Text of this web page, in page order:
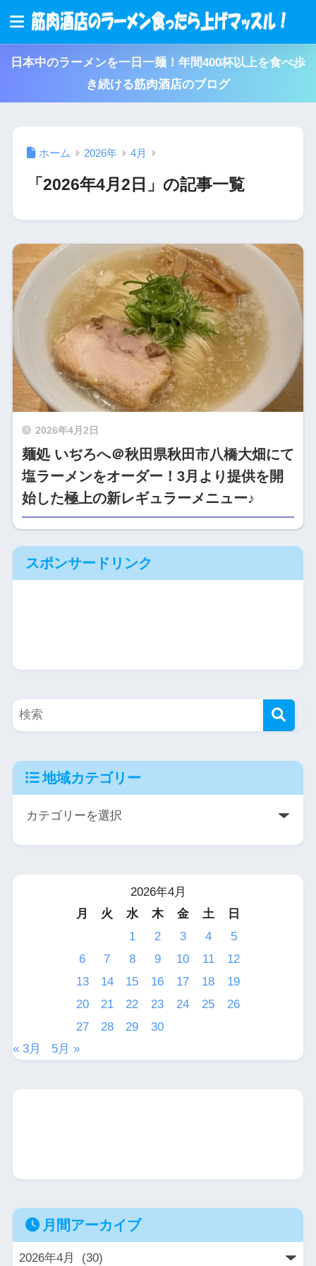
日本中のラーメンを一日一麺！年間400杯以上を食べ歩
き続ける筋肉酒店のブログ
ホーム 2026年 4月
「2026年4月2日」の記事一覧
2026年4月2日
麺処 いぢろへ＠秋田県秋田市八橋大畑にて
塩ラーメンをオーダー！3月より提供を開
始した極上の新レギュラーメニュー♪
スポンサードリンク
地域カテゴリー
2026年4月
月
火 水 木 金 土
日
1
2 3 4
5
6
7 8 9 10 11
12
13
14 15 16 17 18
19
20
21 22 23 24 25
26
27
28 29
30
« 3月
5月 »
月間アーカイブ